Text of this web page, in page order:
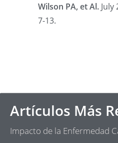
Wilson PA, et Al. July
7-13.
Artículos Más
Impacto de la Enfermedad